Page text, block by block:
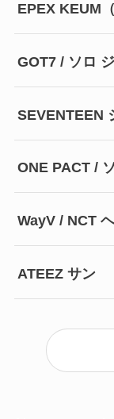
EPEX KEUM
GOT7 / ソロ
SEVENTEEN
ONE PACT /
WayV / NCT
ATEEZ サン